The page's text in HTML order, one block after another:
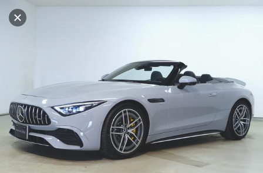
販売店検索
エリア別最新ニュース
品質と保証
ローン・リース
ログイン
マイアカウント
マイリスト
保存した検索条件
アフターサービス
アフターサービス
車検／定期点検
コーティング
企業情報
企業概要
業績決算情報
リンク
ヤナセ認定中古車
プライバシーポリシー ソーシャルメディアポリシー
キャンセル
サーティファイドカーセンター
販売店情報
地図を見る
在庫一覧